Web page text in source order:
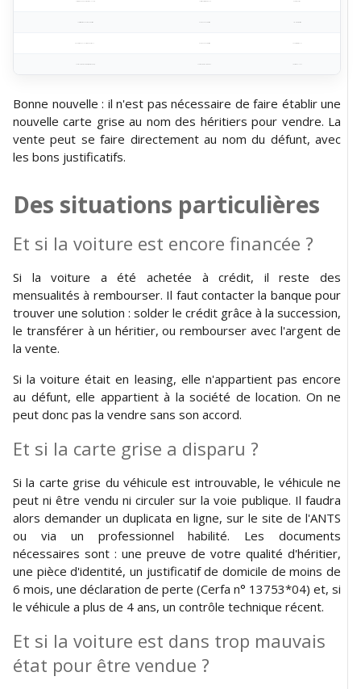
Bonne nouvelle : il n'est pas nécessaire de faire établir une
nouvelle carte grise au nom des héritiers pour vendre. La
vente peut se faire directement au nom du défunt, avec
les bons justificatifs.
Des situations particulières
Et si la voiture est encore financée ?
Si la voiture a été achetée à crédit, il reste des
mensualités à rembourser. Il faut contacter la banque pour
trouver une solution : solder le crédit grâce à la succession,
le transférer à un héritier, ou rembourser avec l'argent de
la vente.
Si la voiture était en leasing, elle n'appartient pas encore
au défunt, elle appartient à la société de location. On ne
peut donc pas la vendre sans son accord.
Et si la carte grise a disparu ?
Si la carte grise du véhicule est introuvable, le véhicule ne
peut ni être vendu ni circuler sur la voie publique. Il faudra
alors demander un duplicata en ligne, sur le site de l'ANTS
ou via un professionnel habilité. Les documents
nécessaires sont : une preuve de votre qualité d'héritier,
une pièce d'identité, un justificatif de domicile de moins de
6 mois, une déclaration de perte (Cerfa n° 13753*04) et, si
le véhicule a plus de 4 ans, un contrôle technique récent.
Et si la voiture est dans trop mauvais
état pour être vendue ?